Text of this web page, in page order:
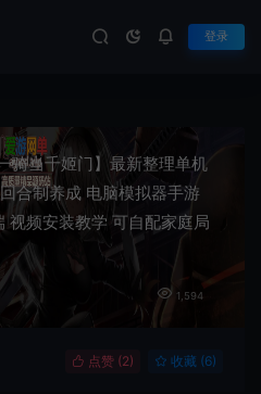
登录
骑当千姬门】最新整理单机
合制养成 电脑模拟器手游
视频安装教学 可自配家庭局
1,594
点赞 (2) 收藏 (6)